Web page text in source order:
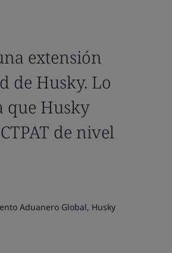
extensión
Husky. Lo
que Husky
de nivel
Aduanero Global, Husky